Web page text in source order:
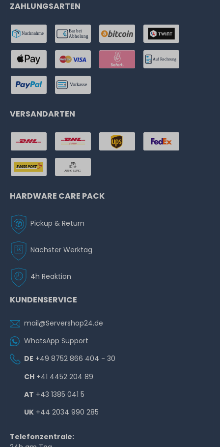
ZAHLUNGSARTEN
VERSANDARTEN
HARDWARE CARE PACK
Pickup & Return
Nächster Werktag
4h Reaktion
KUNDENSERVICE
mail@Servershop24.de
WhatsApp Support
DE +49 8752 866 404 - 30
CH +41 4452 204 89
AT +43 1385 041 5
UK +44 2034 990 285
Telefonzentrale: